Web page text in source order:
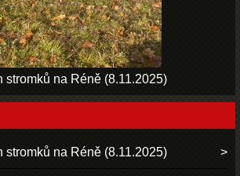
stromků na Réně (8.11.2025)
stromků na Réně (8.11.2025)